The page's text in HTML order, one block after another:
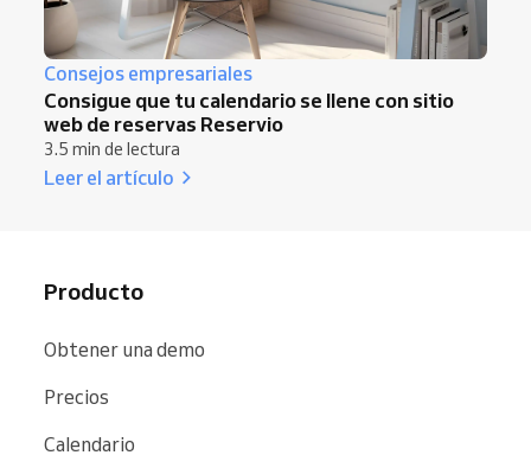
Consejos empresariales
Consigue que tu calendario se llene con sitio
web de reservas Reservio
3.5 min de lectura
Leer el artículo
Producto
Obtener una demo
Precios
Calendario